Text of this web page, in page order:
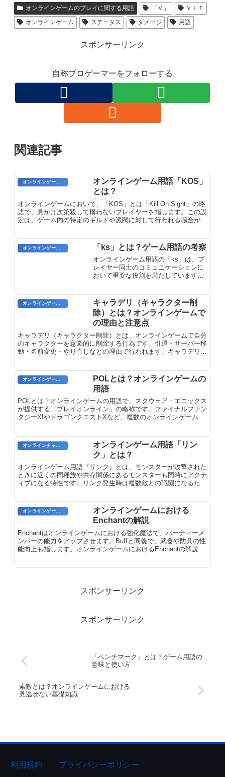
オンラインゲームのプレイに関する用語 「Ｖ」
ＶＩＴ
オンラインゲーム
ステータス ダメージ 用語
スポンサーリンク
自称プロゲーマーをフォローする
関連記事
オンラインゲームのプレイに関する用語
オンラインゲーム用語「KOS」
とは？
オンラインゲームにおいて、「KOS」とは「Kill On Sight」の略
語で、見かけ次第殺して構わないプレイヤーを指します。この設
定は、ゲーム内の特定のギルドや派閥に対して行われる場合が多
攻撃を受けても反撃することができません。「ks」とは？ゲーム用語の考察
オンラインゲーム用語の「ks」は、プ
レイヤー同士のコミュニケーションに
おいて重要な役割を果たしています。
用されることもあります。一般的な意
味としては、「kill steal（キルを奪
う）」を表し、「敵に最後の打撃を加
えて倒したプレイヤーがキルを奪って
しまった」という状況を指します。
オンラインゲームのプレイに関する用語
キャラデリ（キャラクター削
除）とは？オンラインゲームで
の理由と注意点
キャラデリ（キャラクター削除）とは、オンラインゲームで自分
のキャラクターを意図的に削除する行為です。引退・サーバー移
動・名前変更・やり直しなどの理由で行われます。キャラデリの
オンラインゲームのプレイに関する用語
POLとは？オンラインゲームの
用語
POLとは？オンラインゲームの用語で、スクウェア・エニックス
が提供する「プレイオンライン」の略称です。ファイナルファン
タジーXIやドラゴンクエストXなど、複数のオンラインゲームに
オンラインゲーム用語「リン
ク」とは？
オンラインゲーム用語『リンク』とは、モンスターが攻撃された
ときに近くの同種族や共存関係にあるモンスターも同時にアクテ
ィブになる特性です。リンク発生時は複数敵との戦闘になるため
オンラインゲームのプレイに関する用語
オンラインゲームにおける
Enchantの解説
Enchantはオンラインゲームにおける強化魔法で、パーティーメ
ンバーの能力をアップさせます。Buffと同義で、武器や防具の性
能向上も指します。オンラインゲームにおけるEnchantの解説を
スポンサーリンク
スポンサーリンク
「ベンチマーク」とは？ゲーム用語の
意味と使い方
索敵とは？オンラインゲームにおける
見逃せない基礎知識
利用規約 プライバシーポリシー